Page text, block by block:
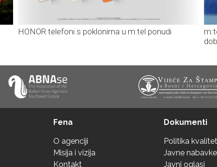
HONOR telefoni s poklonima u m:tel ponudi
Fena
O agenciji
Misija i vizija
Kontakt
Dokumenti
Politika
Javne nabavke
Javni oglasi